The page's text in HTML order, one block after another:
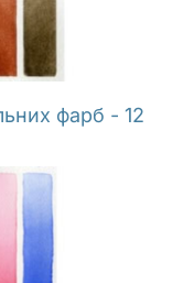
фарб - 12